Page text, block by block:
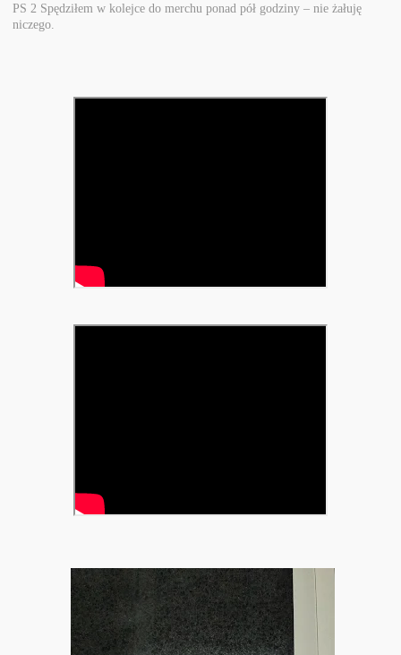
PS 2 Spędziłem w kolejce do merchu ponad pół godziny – nie żałuję
niczego.